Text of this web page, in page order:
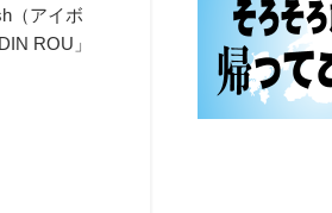
（アイボ
ROU」